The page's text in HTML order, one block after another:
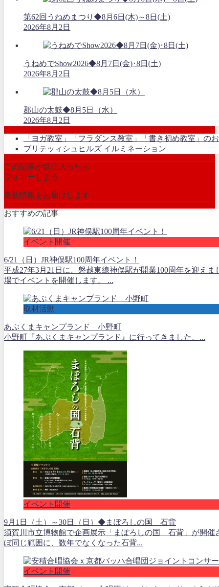
第62回うねめまつり◆8月6日(木)～8日(土)
2026年8月2日
うねめでShow2026◆8月7日(金)･8日(土)
2026年8月2日
郡山の太鼓◆8月5日（水）
2026年8月2日
「ヨガ教室」「フラダンス教室」「書き初め教室」の
ブリテッィシュヒルズ イルミネーション
この記事が気に入ったら
フォローしよう
最新情報をお届けします
おすすめの記事
イベント開催
6/21（日）JR神俣駅100周年イベント！
平成27年3月21日に、磐越東線神俣駅が開業100周年を迎え
場でイベントを開催します。 ...
取材活動
あぶくまキャンプランド 小野町
小野町『あぶくまキャンプランド』に行ってきました。...
イベント開催
9月1日（土）～30日（日）◆まぼろしの国 石背
須賀川市立博物館で企画展示「まぼろしの国 石背」が開
ぼ同じ範囲に、数年でなくなった石背...
イベント開催